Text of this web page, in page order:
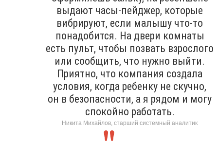
выдают часы-пейджер, которые
вибрируют, если малышу что-то
понадобится. На двери комнаты
есть пульт, чтобы позвать взрослого
или сообщить, что нужно выйти.
Приятно, что компания создала
условия, когда ребенку не скучно,
он в безопасности, а я рядом и могу
спокойно работать.
Никита Михайлов, старший системный аналитик